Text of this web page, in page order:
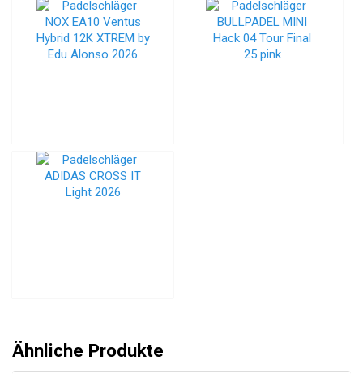
Ähnliche Produkte